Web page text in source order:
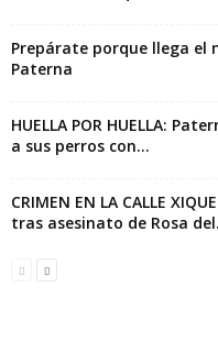
Prepárate porque llega el
Paterna
HUELLA POR HUELLA:
a sus perros con...
CRIMEN EN LA CALLE
tras asesinato de Rosa